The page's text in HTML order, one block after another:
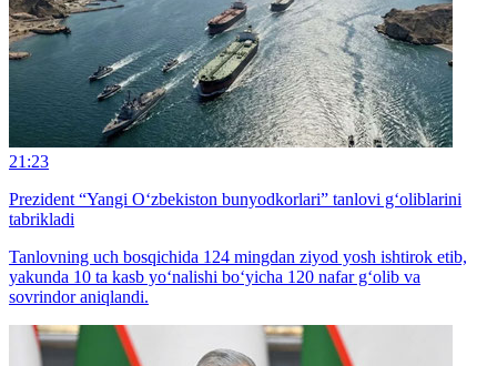
21:23
Prezident “Yangi O‘zbekiston bunyodkorlari” tanlovi g‘oliblarini
tabrikladi
Tanlovning uch bosqichida 124 mingdan ziyod yosh ishtirok etib,
yakunda 10 ta kasb yo‘nalishi bo‘yicha 120 nafar g‘olib va
sovrindor aniqlandi.